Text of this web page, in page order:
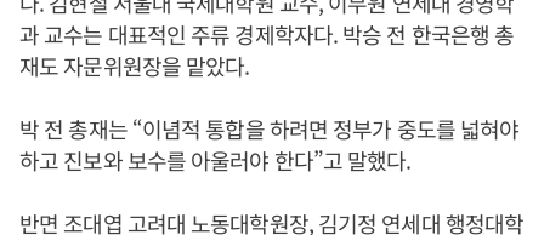
과 교수는 대표적인 주류 경제학자다. 박승 전 한국은행 총
재도 자문위원장을 맡았다.
박 전 총재는 “이념적 통합을 하려면 정부가 중도를 넓혀야
하고 진보와 보수를 아울러야 한다”고 말했다.
반면 조대엽 고려대 노동대학원장, 김기정 연세대 행정대학